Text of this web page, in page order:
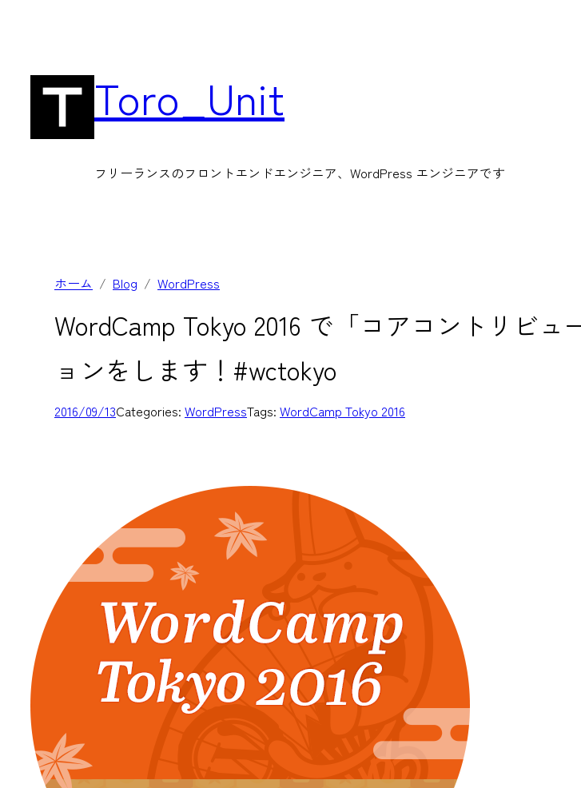
Toro_Unit
フリーランスのフロントエンドエンジニア、WordPress エンジニアです
ホーム Blog WordPress
WordCamp Tokyo 2016 で「コアコントリビ
ョンをします！#wctokyo
2016/09/13Categories: WordPressTags: WordCamp Tokyo 2016